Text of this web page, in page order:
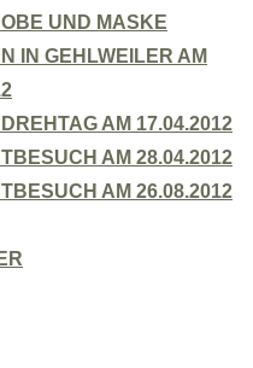
UND MASKE
IN GEHLWEILER AM
AM 17.04.2012
AM 28.04.2012
AM 26.08.2012